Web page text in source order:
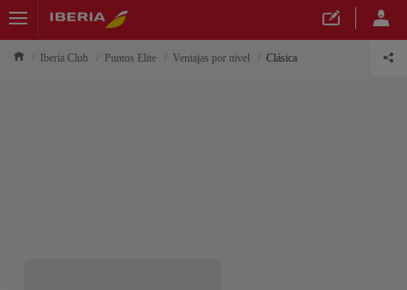
Iberia Club Puntos Elite Ventajas por nivel Clásica